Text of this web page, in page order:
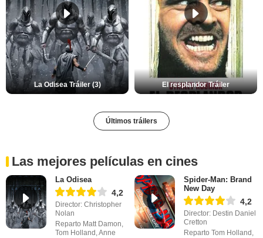
La Odisea Tráiler (3) El resplandor Tráiler
Últimos tráilers
Las mejores películas en cines
La Odisea
4,2
Director: Christopher
Nolan
Reparto Matt Damon,
Tom Holland, Anne
Spider-Man: Brand
New Day
4,2
Director: Destin Daniel
Cretton
Reparto Tom Holland,